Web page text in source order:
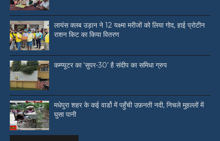
लायंस क्लब उड़ान ने 12 यक्ष्मा मरीजों को लिया गोद, हाई प्रोटीन
राशन किट का किया वितरण
कम्प्यूटर का ‘सुपर-30’ है संदीप का समिधा ग्रुप
मधेपुरा शहर के कई वार्डो में पहुँची उफ़नती नदी, निचले मुहल्लों में
घुसा पानी